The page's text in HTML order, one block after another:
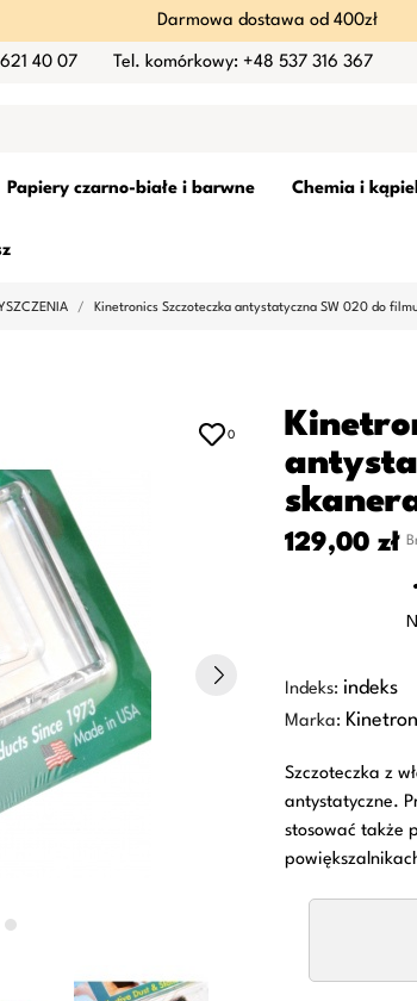
Darmowa dostawa od 400zł
40 07 Tel. komórkowy: +48 537 316 367
Papiery czarno-białe i barwne Chemia i
Kinetronics Szczoteczka antystatyczna SW 020 do
0
129,00 zł
Indeks: indeks
Marka:
Szczoteczka z
antystatyczne.
stosować także